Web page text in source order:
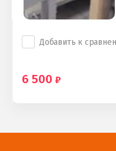
Добавить к
6 500